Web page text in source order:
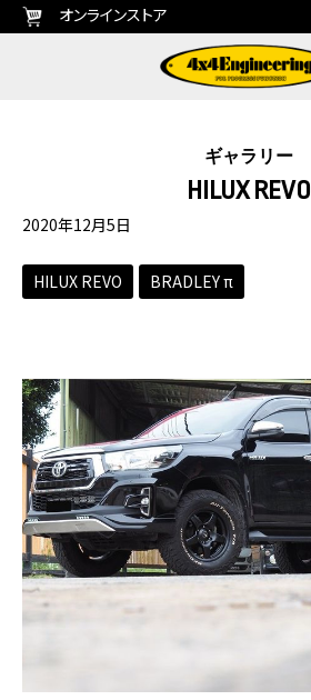
オンラインストア
ギャラリー
HILUX REVO
2020年12月5日
HILUX REVO BRADLEY π